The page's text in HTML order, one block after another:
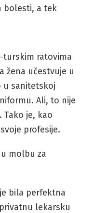
bolesti, a tek
turskim ratovima
žena učestvuje u
u sanitetskoj
Ali, to nije
je, kao
profesije.
molbu za
bila perfektna
lekarsku